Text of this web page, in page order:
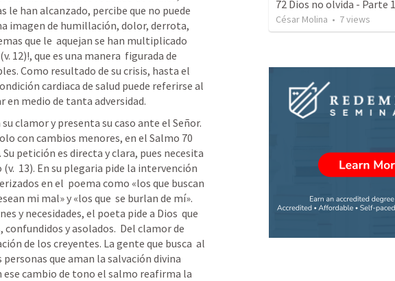
le han alcanzado, percibe que no puede
imagen de humillación, dolor, derrota,
que le  aquejan se han multiplicado
12)!, que es una manera  figurada de
Como resultado de su crisis, hasta el
cardiaca de salud puede referirse al
medio de tanta adversidad.
clamor y presenta su caso ante el Señor.
con cambios menores, en el Salmo 70
petición es directa y clara, pues necesita
13). En su plegaria pide la intervención
en el  poema como «los que buscan
mi mal» y «los que  se burlan de mí».
y necesidades, el poeta pide a Dios  que
confundidos y asolados.  Del clamor de
de los creyentes. La gente que busca  al
que aman la salvación divina
ese cambio de tono el salmo reafirma la
72 Dios no olvida - Parte 1
César Molina • 7views